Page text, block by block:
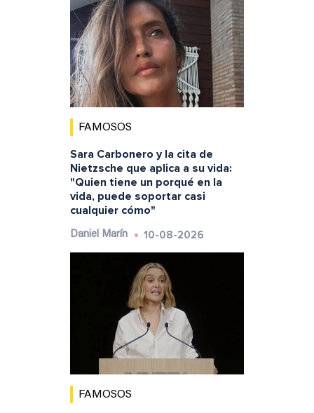
FAMOSOS
Sara Carbonero y la cita de
Nietzsche que aplica a su vida:
"Quien tiene un porqué en la
vida, puede soportar casi
cualquier cómo"
Daniel Marín 10-08-2026
FAMOSOS